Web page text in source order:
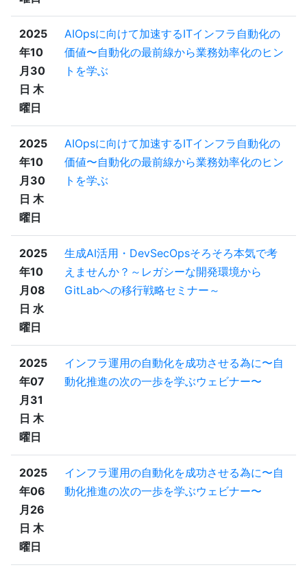
2025
年10
月30
日 木
曜日
AIOpsに向けて加速するITインフラ自動化の
価値〜自動化の最前線から業務効率化のヒン
トを学ぶ
2025
年10
月30
日 木
曜日
AIOpsに向けて加速するITインフラ自動化の
価値〜自動化の最前線から業務効率化のヒン
トを学ぶ
2025
年10
月08
日 水
曜日
生成AI活用・DevSecOpsそろそろ本気で考
えませんか？～レガシーな開発環境から
GitLabへの移行戦略セミナー～
2025
年07
月31
日 木
曜日
インフラ運用の自動化を成功させる為に〜自
動化推進の次の一歩を学ぶウェビナー〜
2025
年06
月26
日 木
曜日
インフラ運用の自動化を成功させる為に〜自
動化推進の次の一歩を学ぶウェビナー〜